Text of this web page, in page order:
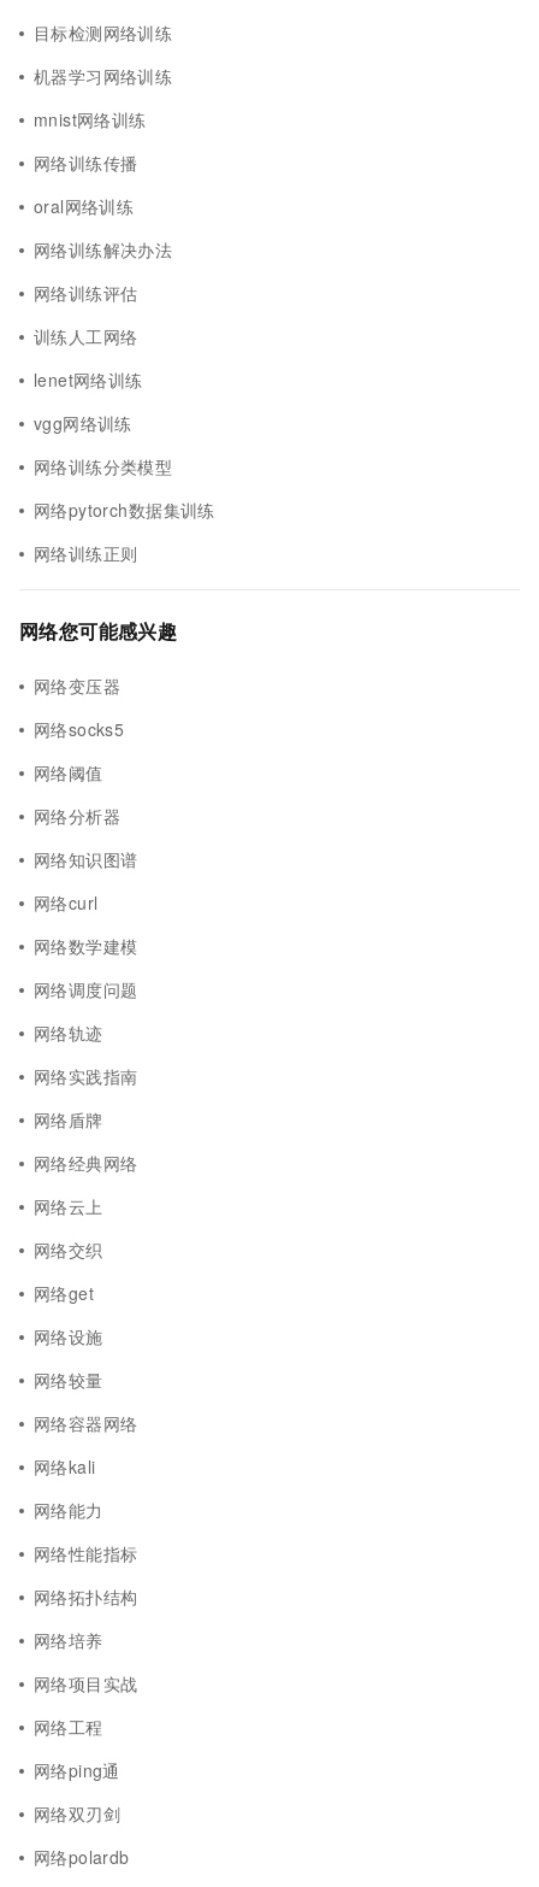
目标检测网络训练
机器学习网络训练
mnist网络训练
网络训练传播
oral网络训练
网络训练解决办法
网络训练评估
训练人工网络
lenet网络训练
vgg网络训练
网络训练分类模型
网络pytorch数据集训练
网络训练正则
网络您可能感兴趣
网络变压器
网络socks5
网络阈值
网络分析器
网络知识图谱
网络curl
网络数学建模
网络调度问题
网络轨迹
网络实践指南
网络盾牌
网络经典网络
网络云上
网络交织
网络get
网络设施
网络较量
网络容器网络
网络kali
网络能力
网络性能指标
网络拓扑结构
网络培养
网络项目实战
网络工程
网络ping通
网络双刃剑
网络polardb